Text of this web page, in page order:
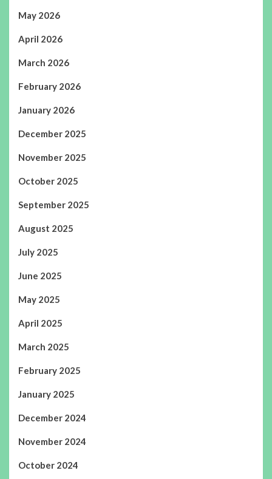
May 2026
April 2026
March 2026
February 2026
January 2026
December 2025
November 2025
October 2025
September 2025
August 2025
July 2025
June 2025
May 2025
April 2025
March 2025
February 2025
January 2025
December 2024
November 2024
October 2024